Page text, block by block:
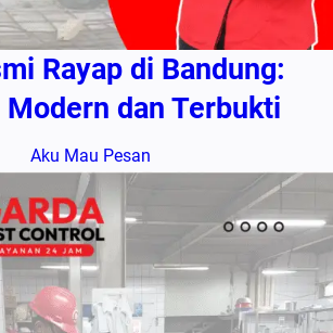
Rayap di Bandung:
dan Terbukti
Aku Mau Pesan